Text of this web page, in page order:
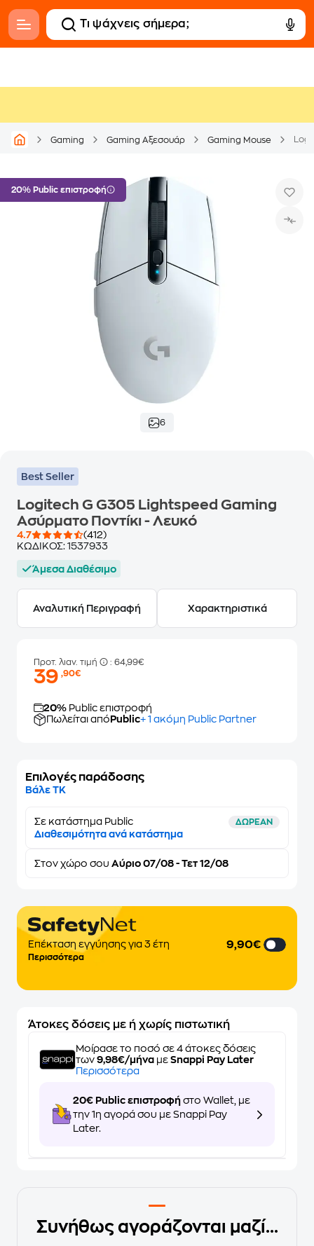
Gaming Gaming Αξεσουάρ Gaming Mouse
20% Public επιστροφή
6
Best Seller
Logitech G G305 Lightspeed Gaming
Ασύρματο Ποντίκι - Λευκό
4.7
(412)
ΚΩΔΙΚΟΣ: 1537933
Άμεσα Διαθέσιμο
Αναλυτική Περιγραφή Χαρακτηριστικά
Προτ. λιαν. τιμή : 64,99€
39,90€
20% Public επιστροφή
Πωλείται από Public+ 1 ακόμη Public Partner
Επιλογές παράδοσης
Βάλε ΤΚ
Σε κατάστημα Public ΔΩΡΕΑΝ
Διαθεσιμότητα ανά κατάστημα
Στον χώρο σου Αύριο 07/08 - Τετ 12/08
Επέκταση εγγύησης για 3 έτη
Περισσότερα
9,90€
Άτοκες δόσεις με ή χωρίς πιστωτική
Μοίρασε το ποσό σε 4 άτοκες δόσεις
των 9,98€/μήνα με Snappi Pay Later
Περισσότερα
20€ Public επιστροφή στο Wallet, με
την 1η αγορά σου με Snappi Pay
Later.
Συνήθως αγοράζονται μαζί...